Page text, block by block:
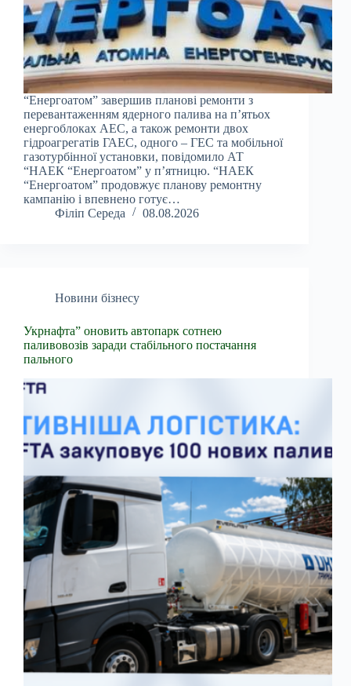
“Енергоатом” завершив планові ремонти з
перевантаженням ядерного палива на п’ятьох
енергоблоках АЕС, а також ремонти двох
гідроагрегатів ГАЕС, одного – ГЕС та мобільної
газотурбінної установки, повідомило АТ
“НАЕК “Енергоатом” у п’ятницю. “НАЕК
“Енергоатом” продовжує планову ремонтну
кампанію і впевнено готує…
Філіп Середа
08.08.2026
Новини бізнесу
Укрнафта” оновить автопарк сотнею
паливовозів заради стабільного постачання
пального